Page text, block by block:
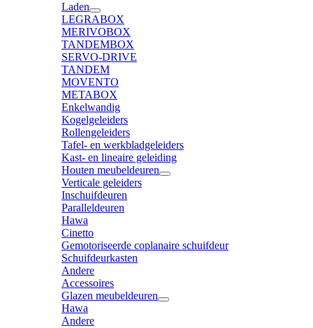
Laden
LEGRABOX
MERIVOBOX
TANDEMBOX
SERVO-DRIVE
TANDEM
MOVENTO
METABOX
Enkelwandig
Kogelgeleiders
Rollengeleiders
Tafel- en werkbladgeleiders
Kast- en lineaire geleiding
Houten meubeldeuren
Verticale geleiders
Inschuifdeuren
Paralleldeuren
Hawa
Cinetto
Gemotoriseerde coplanaire schuifdeur
Schuifdeurkasten
Andere
Accessoires
Glazen meubeldeuren
Hawa
Andere